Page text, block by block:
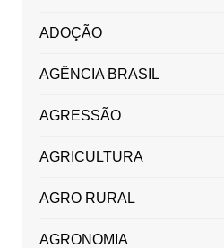
ADOÇÃO
AGÊNCIA BRASIL
AGRESSÃO
AGRICULTURA
AGRO RURAL
AGRONOMIA